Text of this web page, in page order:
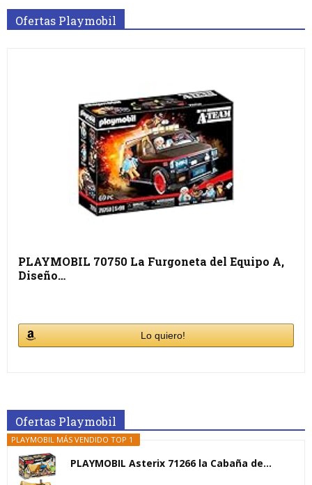
Ofertas Playmobil
PLAYMOBIL 70750 La Furgoneta del Equipo A,
Diseño…
Lo quiero!
Ofertas Playmobil
PLAYMOBIL MÁS VENDIDO TOP 1
PLAYMOBIL Asterix 71266 la Cabaña de...